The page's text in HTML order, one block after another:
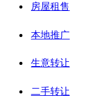
房屋租售
本地推广
生意转让
二手转让